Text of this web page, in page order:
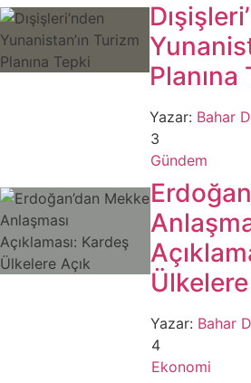
Planına
Yazar: Bahar
3
Gündem
Ülkelere
Yazar: Bahar
4
Ekonomi